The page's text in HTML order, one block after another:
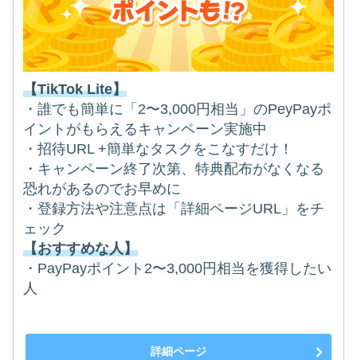
【TikTok Lite】
・誰でも簡単に「2〜3,000円相当」のPeyPayポ
イントがもらえるキャンペーン実施中
・招待URL +簡単なタスクをこなすだけ！
・キャンペーン終了次第、特典配布がなくなる
恐れがあるのでお早めに
・登録方法や注意点は「詳細ページURL」をチ
ェック
【おすすめな人】
・PayPayポイント2〜3,000円相当を獲得したい
人
詳細ページ